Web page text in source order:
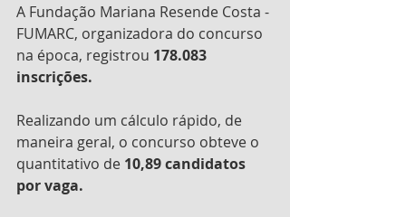
A Fundação Mariana Resende Costa -
FUMARC, organizadora do concurso
na época, registrou 178.083
inscrições.
Realizando um cálculo rápido, de
maneira geral, o concurso obteve o
quantitativo de 10,89 candidatos
por vaga.